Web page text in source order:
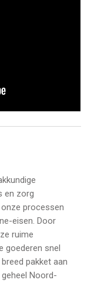
en zorg
processen
eisen. Door
ruime
goederen snel
pakket aan
Noord-